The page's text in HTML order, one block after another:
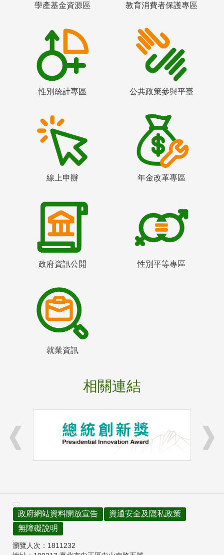
學產基金資源區 教育消費者保護專區
性別統計專區 公共政策參與平臺
線上申辦 年金改革專區
政府資訊公開 性別平等專區
就業資訊
相關連結
:::
政府網站資料開放宣告
資通安全及隱私政策
無障礙說明
瀏覽人次： 1811232